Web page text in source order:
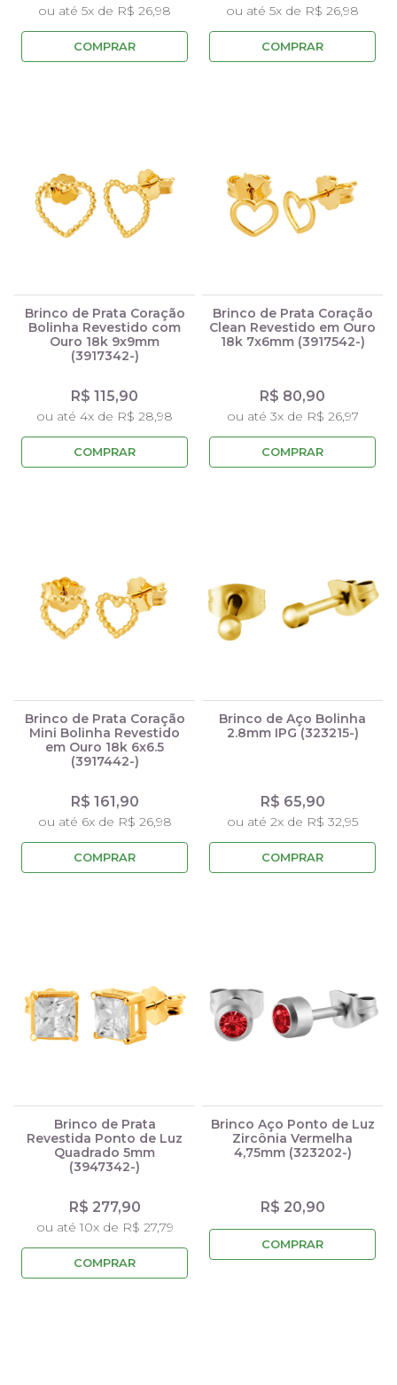
ou até 5x de R$ 26,98
COMPRAR
ou até 5x de R$ 26,98
COMPRAR
Brinco de Prata Coração
Bolinha Revestido com
Ouro 18k 9x9mm
(3917342-)
R$ 115,90
ou até 4x de R$ 28,98
COMPRAR
Brinco de Prata Coração
Clean Revestido em Ouro
18k 7x6mm (3917542-)
R$ 80,90
ou até 3x de R$ 26,97
COMPRAR
Brinco de Prata Coração
Mini Bolinha Revestido
em Ouro 18k 6x6.5
(3917442-)
R$ 161,90
ou até 6x de R$ 26,98
COMPRAR
Brinco de Aço Bolinha
2.8mm IPG (323215-)
R$ 65,90
ou até 2x de R$ 32,95
COMPRAR
Brinco de Prata
Revestida Ponto de Luz
Quadrado 5mm
(3947342-)
R$ 277,90
ou até 10x de R$ 27,79
COMPRAR
Brinco Aço Ponto de Luz
Zircônia Vermelha
4,75mm (323202-)
R$ 20,90
COMPRAR